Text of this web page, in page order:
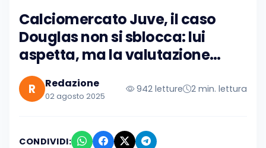
Calciomercato Juve, il caso
Douglas non si sblocca: lui
aspetta, ma la valutazione…
R Redazione
02 agosto 2025
942 letture 2 min. lettura
CONDIVIDI: